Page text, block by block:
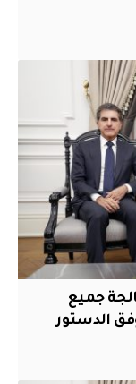
جميع
الدستور